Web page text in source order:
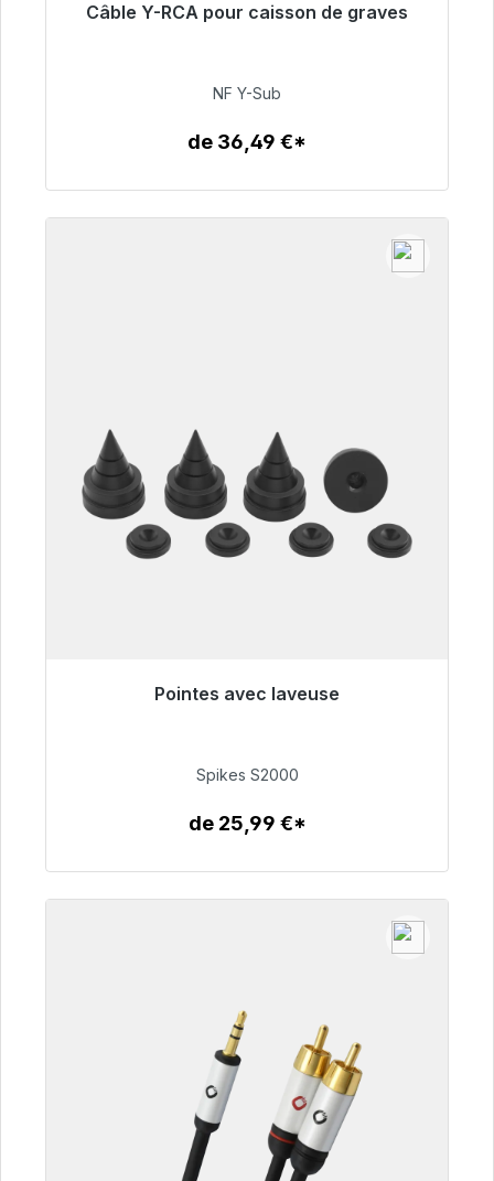
Câble Y-RCA pour caisson de graves
50,99 €
NF Y-Sub
de 36,49 €*
Pointes avec laveuse
51,49 €
Spikes S2000
de 25,99 €*